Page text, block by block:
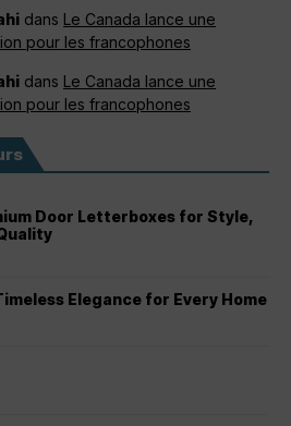
dans Le Canada lance une
pour les francophones
dans Le Canada lance une
pour les francophones
Door Letterboxes for Style,
Elegance for Every Home